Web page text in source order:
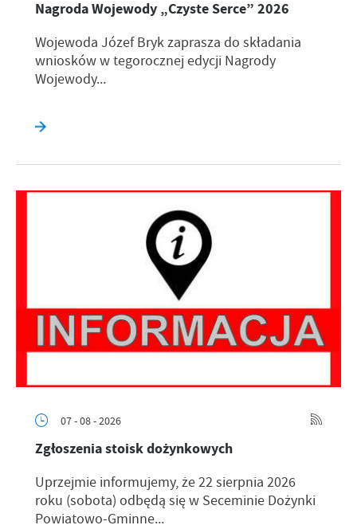
Nagroda Wojewody „Czyste Serce” 2026
Wojewoda Józef Bryk zaprasza do składania
wniosków w tegorocznej edycji Nagrody
Wojewody...
07 - 08 - 2026
Zgłoszenia stoisk dożynkowych
Uprzejmie informujemy, że 22 sierpnia 2026
roku (sobota) odbędą się w Seceminie Dożynki
Powiatowo-Gminne...